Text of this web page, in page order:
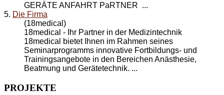
GERÄTE ANFAHRT PaRTNER ...
5. Die Firma
(18medical)
18medical - Ihr Partner in der Medizintechnik
18medical bietet Ihnen im Rahmen seines
Seminarprogramms innovative Fortbildungs- und
Trainingsangebote in den Bereichen Anästhesie,
Beatmung und Gerätetechnik. ...
PROJEKTE